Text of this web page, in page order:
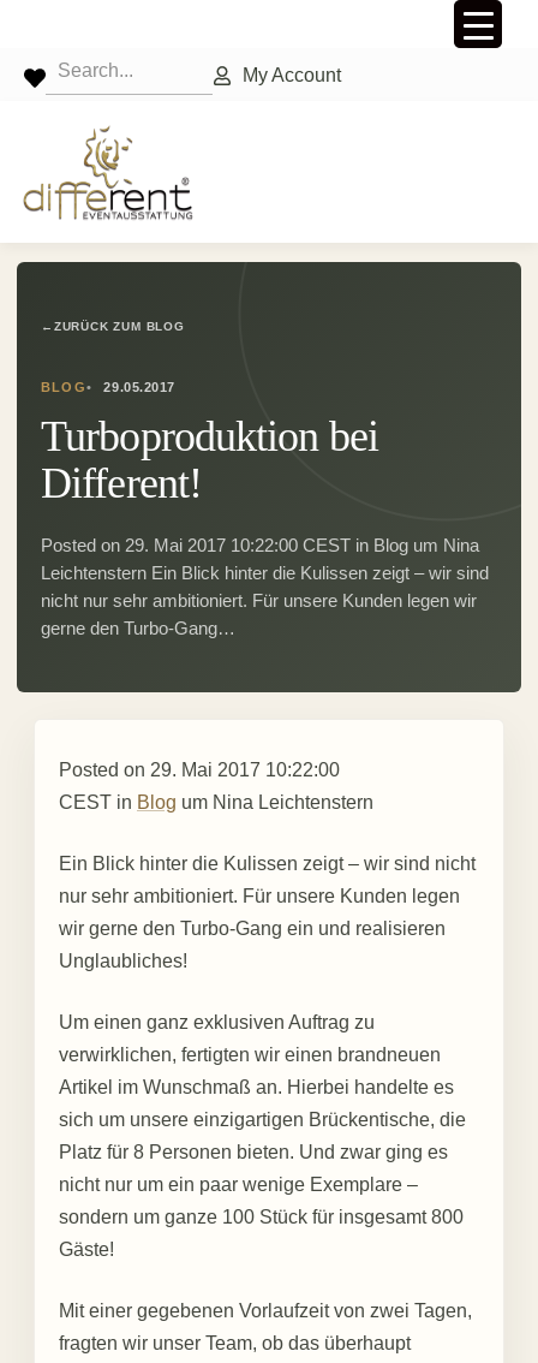
My Account
← ZURÜCK ZUM BLOG
BLOG 29.05.2017
Turboproduktion bei
Different!
Posted on 29. Mai 2017 10:22:00 CEST in Blog um Nina
Leichtenstern Ein Blick hinter die Kulissen zeigt – wir sind
nicht nur sehr ambitioniert. Für unsere Kunden legen wir
gerne den Turbo-Gang…
Posted on 29. Mai 2017 10:22:00
CEST in Blog um Nina Leichtenstern
Ein Blick hinter die Kulissen zeigt – wir sind nicht
nur sehr ambitioniert. Für unsere Kunden legen
wir gerne den Turbo-Gang ein und realisieren
Unglaubliches!
Um einen ganz exklusiven Auftrag zu
verwirklichen, fertigten wir einen brandneuen
Artikel im Wunschmaß an. Hierbei handelte es
sich um unsere einzigartigen Brückentische, die
Platz für 8 Personen bieten. Und zwar ging es
nicht nur um ein paar wenige Exemplare –
sondern um ganze 100 Stück für insgesamt 800
Gäste!
Mit einer gegebenen Vorlaufzeit von zwei Tagen,
fragten wir unser Team, ob das überhaupt